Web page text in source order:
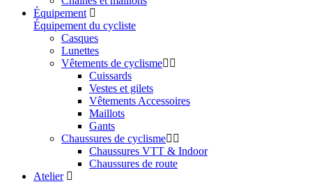
Équipement
Équipement du cycliste
Casques
Lunettes
Vêtements de cyclisme
Cuissards
Vestes et gilets
Vêtements Accessoires
Maillots
Gants
Chaussures de cyclisme
Chaussures VTT & Indoor
Chaussures de route
Atelier